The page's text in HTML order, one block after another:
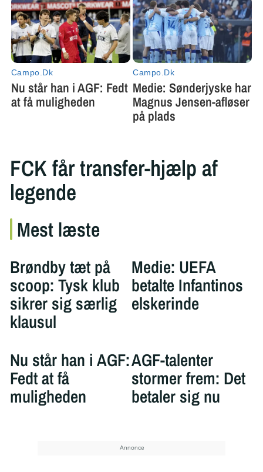
FCK får transfer-hjælp af
legende
Mest læste
Brøndby tæt på
scoop: Tysk klub
sikrer sig særlig
klausul
Medie: UEFA
betalte Infantinos
elskerinde
Nu står han i AGF:
Fedt at få
muligheden
AGF-talenter
stormer frem: Det
betaler sig nu